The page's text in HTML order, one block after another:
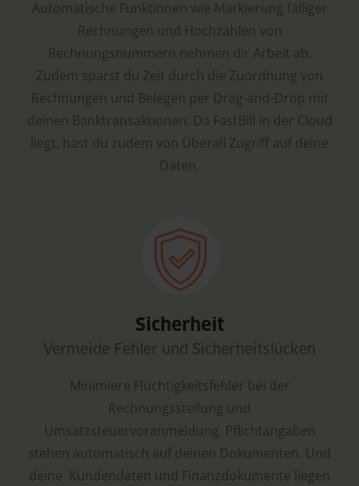
Automatische Funktionen wie Markierung fälliger
Rechnungen und Hochzählen von
Rechnungsnummern nehmen dir Arbeit ab.
Zudem sparst du Zeit durch die Zuordnung von
Rechnungen und Belegen per Drag-and-Drop mit
deinen Banktransaktionen. Da FastBill in der Cloud
liegt, hast du zudem von Überall Zugriff auf deine
Daten.
Sicherheit
Vermeide Fehler und Sicherheitslücken
Minimiere Flüchtigkeitsfehler bei der
Rechnungsstellung und
Umsatzsteuervoranmeldung. Pflichtangaben
stehen automatisch auf deinen Dokumenten. Und
deine Kundendaten und Finanzdokumente liegen